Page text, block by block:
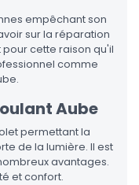
empêchant son
sur la réparation
cette raison qu'il
comme
Aube
permettant la
de la lumière. Il est
avantages.
et confort.